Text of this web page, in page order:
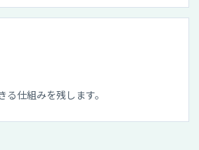
仕組みを残します。